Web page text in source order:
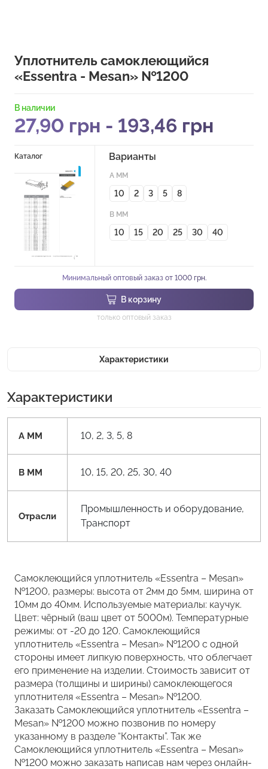
Уплотнитель самоклеющийся
«Essentra - Mesan» №1200
В наличии
27,90 грн - 193,46 грн
Каталог Варианты
A MM
10 2 3 5 8
B MM
10 15 20 25 30 40
Минимальный оптовый заказ от 1000 грн.
В корзину
только оптовый заказ
Характеристики
Характеристики
A MM 10, 2, 3, 5, 8
B MM 10, 15, 20, 25, 30, 40
Отрасли
Промышленность и оборудование,
Транспорт
Самоклеющийся уплотнитель «Essentra – Mesan»
№1200, размеры: высота от 2мм до 5мм, ширина от
10мм до 40мм. Используемые материалы: каучук.
Цвет: чёрный (ваш цвет от 5000м). Температурные
режимы: от -20 до 120. Самоклеющийся
уплотнитель «Essentra – Mesan» №1200 с одной
стороны имеет липкую поверхность, что облегчает
его применение на изделии. Стоимость зависит от
размера (толщины и ширины) самоклеющегося
уплотнителя «Essentra – Mesan» №1200.
Заказать Самоклеющийся уплотнитель «Essentra –
Mesan» №1200 можно позвонив по номеру
указанному в разделе “Контакты”. Так же
Самоклеющийся уплотнитель «Essentra – Mesan»
№1200 можно заказать написав нам через онлайн-